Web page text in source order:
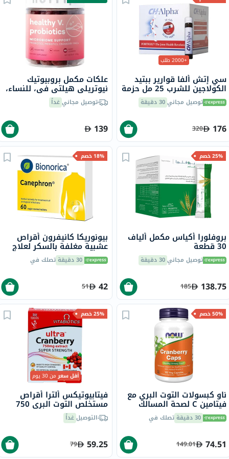
+2000 طلب
سي إتش ألفا قوارير ببتيد
الكولاجين للشرب 25 مل حزمة
من 30 توصيل مجاني30 دقيقة
176
320
علكات مكمل بروبيوتيك
نيوتريلي هيلتي في، للنساء،
للبالغين، 60 قطعة
توصيل مجانيغداً
139
25% خصم
بروفلورا أكياس مكمل ألياف
30 قطعة
توصيل مجاني30 دقيقة
138.75
185
18% خصم
بيونوريكا كانيفرون أقراص
عشبية مغلفة بالسكر لعلاج
التهاب المسالك البولية، حزمة
من 60 قرص 30 دقيقة تصلك في
42
51
50% خصم
ناو كبسولات التوت البري مع
فيتامين C لصحة المسالك
البولية، حزمة من 100
كبسولة30 دقيقة تصلك في
74.51
149.01
25% خصم
أقل سعرمن 30 يوم
فيتابيوتيكس ألترا أقراص
مستخلص التوت البري 750
ملجم لصحة الجهاز البولي، من
30التوصيلغداً
59.25
79